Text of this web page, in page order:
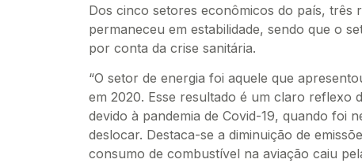
Dos cinco setores econômicos do país, três
permaneceu em estabilidade, sendo que o
por conta da crise sanitária.
“O setor de energia foi aquele que
em 2020. Esse resultado é um claro reflexo
devido à pandemia de Covid-19, quando foi
deslocar. Destaca-se a diminuição de
consumo de combustível na aviação caiu